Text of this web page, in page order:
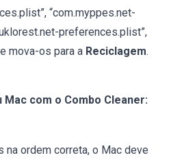
“com.myppes.net-
preferences.plist”,
mova-os para a Reciclagem.
com o Combo Cleaner:
na ordem correta, o Mac deve